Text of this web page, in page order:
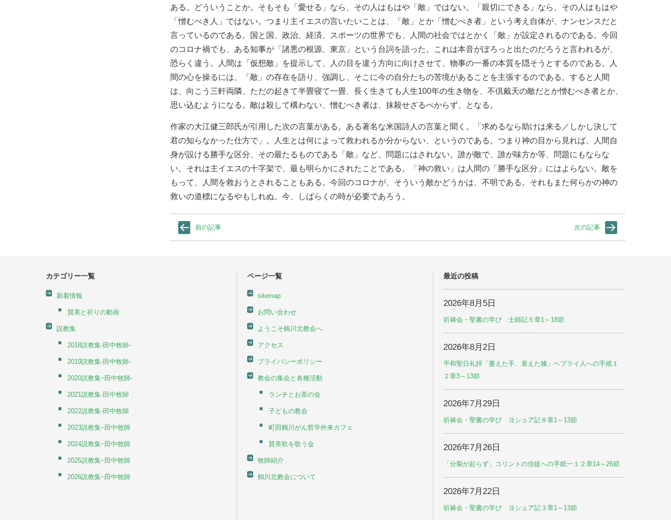
ある。どういうことか。そもそも「愛せる」なら、その人はもはや「敵」ではない。「親切にできる」なら、その人はもはや
「憎むべき人」ではない。つまり主イエスの言いたいことは、「敵」とか「憎むべき者」という考え自体が、ナンセンスだと
言っているのである。国と国、政治、経済、スポーツの世界でも、人間の社会ではとかく「敵」が設定されるのである。今回
のコロナ禍でも、ある知事が「諸悪の根源、東京」という台詞を語った。これは本音がぽろっと出たのだろうと言われるが、
恐らく違う。人間は「仮想敵」を提示して、人の目を違う方向に向けさせて、物事の一番の本質を隠そうとするのである。人
間の心を操るには、「敵」の存在を語り、強調し、そこに今の自分たちの苦境があることを主張するのである。すると人間
は、向こう三軒両隣、ただの起きて半畳寝て一畳、長く生きても人生100年の生き物を、不倶戴天の敵だとか憎むべき者とか、
思い込むようになる。敵は殺して構わない、憎むべき者は、抹殺せざるべからず、となる。
作家の大江健三郎氏が引用した次の言葉がある。ある著名な米国詩人の言葉と聞く。「求めるなら助けは来る／しかし決して
君の知らなかった仕方で」。人生とは何によって救われるか分からない、というのである。つまり神の目から見れば、人間自
身が設ける勝手な区分、その最たるものである「敵」など、問題にはされない。誰が敵で、誰が味方か等、問題にもならな
い。それは主イエスの十字架で、最も明らかにされたことである。「神の救い」は人間の「勝手な区分」にはよらない。敵を
もって、人間を救おうとされることもある。今回のコロナが、そういう敵かどうかは、不明である。それもまた何らかの神の
救いの道標になるやもしれぬ。今、しばらくの時が必要であろう。
前の記事 次の記事
カテゴリー一覧
新着情報
賛美と祈りの動画
説教集
2018説教集-田中牧師-
2019説教集-田中牧師-
2020説教集ｰ田中牧師-
2021説教集-田中牧師
2022説教集-田中牧師
2023説教集ｰ田中牧師
2024説教集ｰ田中牧師
2025説教集ｰ田中牧師
2026説教集ｰ田中牧師
ページ一覧
sitemap
お問い合わせ
ようこそ鶴川北教会へ
アクセス
プライバシーポリシー
教会の集会と各種活動
ランチとお茶の会
子どもの教会
町田鶴川がん哲学外来カフェ
賛美歌を歌う会
牧師紹介
鶴川北教会について
最近の投稿
2026年8月5日
祈祷会・聖書の学び 士師記５章1～18節
2026年8月2日
平和聖日礼拝「萎えた手、衰えた膝」ヘブライ人への手紙１
２章3～13節
2026年7月29日
祈祷会・聖書の学び ヨシュア記８章1～13節
2026年7月26日
「分裂が起らず」コリントの信徒への手紙一１２章14～26節
2026年7月22日
祈祷会・聖書の学び ヨシュア記３章1～13節